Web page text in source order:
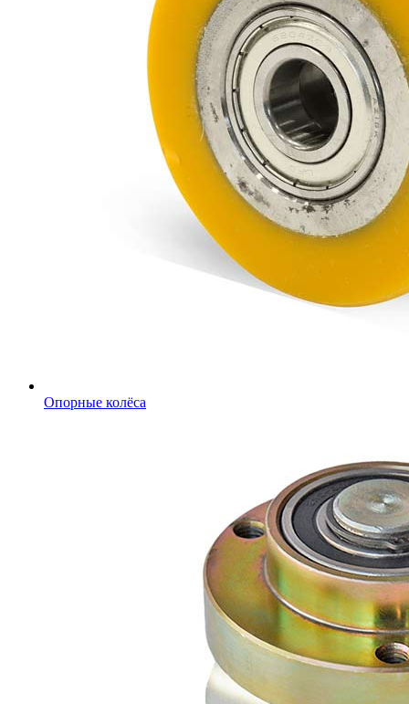
Опорные колёса